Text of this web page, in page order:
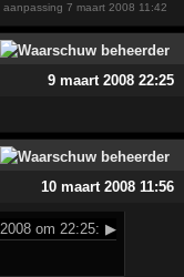
aanpassing7 maart 2008 11:42
9 maart 2008 22:25
10 maart 2008 11:56
om 22:25: ▶